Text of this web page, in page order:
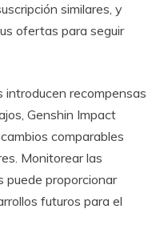
similares, y
ofertas para seguir
introducen recompensas
Genshin Impact
comparables
Monitorear las
puede proporcionar
futuros para el